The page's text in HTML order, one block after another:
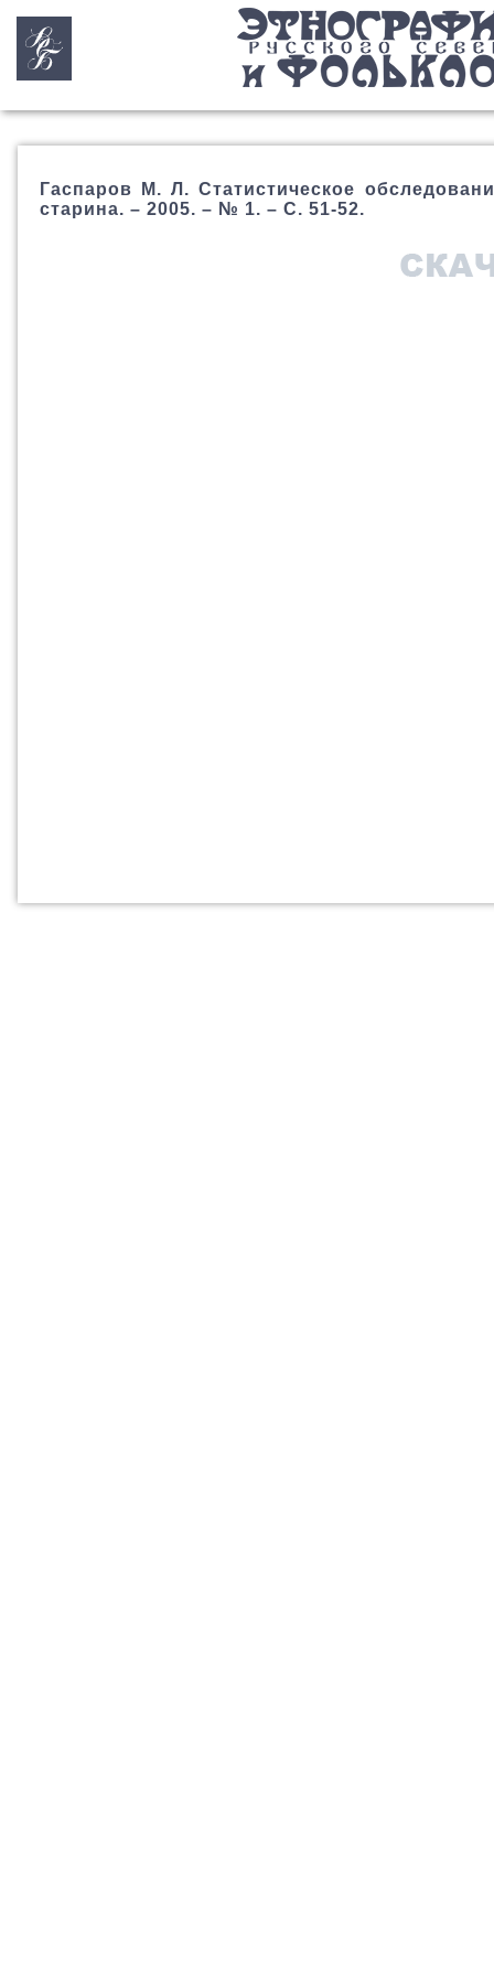
Гаспаров М. Л. Статистическое
старина. – 2005. – № 1. – С. 51-52.